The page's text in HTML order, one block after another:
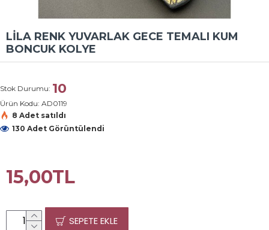
LİLA RENK YUVARLAK GECE TEMALI KUM
BONCUK KOLYE
Stok Durumu: 10
Ürün Kodu: AD0119
8 Adet satıldı
130 Adet Görüntülendi
15,00TL
SEPETE EKLE